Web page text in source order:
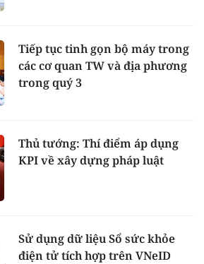
Tiếp tục tinh gọn bộ máy trong
các cơ quan TW và địa phương
trong quý 3
Thủ tướng: Thí điểm áp dụng
KPI về xây dựng pháp luật
Sử dụng dữ liệu Sổ sức khỏe
điện tử tích hợp trên VNeID